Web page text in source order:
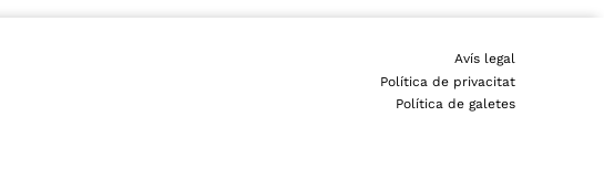
Avís legal
Política de privacitat
Política de galetes